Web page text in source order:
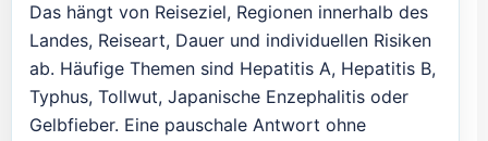
Das hängt von Reiseziel, Regionen innerhalb des
Landes, Reiseart, Dauer und individuellen Risiken
ab. Häufige Themen sind Hepatitis A, Hepatitis B,
Typhus, Tollwut, Japanische Enzephalitis oder
Gelbfieber. Eine pauschale Antwort ohne